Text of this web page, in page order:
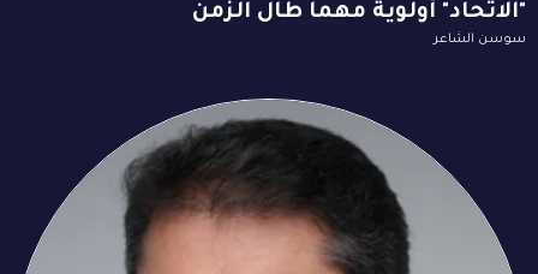
"الاتحاد" أولوية مهما طال الزمن
سوسن الشاعر